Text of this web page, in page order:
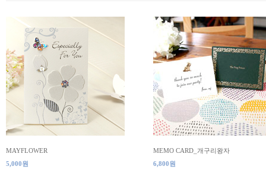
MAYFLOWER
5,000원
MEMO CARD_개구리왕자
6,800원